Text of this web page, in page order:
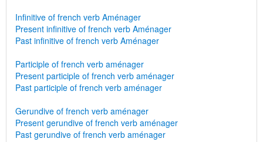
Infinitive of french verb Aménager
Present infinitive of french verb Aménager
Past infinitive of french verb Aménager
Participle of french verb aménager
Present participle of french verb aménager
Past participle of french verb aménager
Gerundive of french verb aménager
Present gerundive of french verb aménager
Past gerundive of french verb aménager